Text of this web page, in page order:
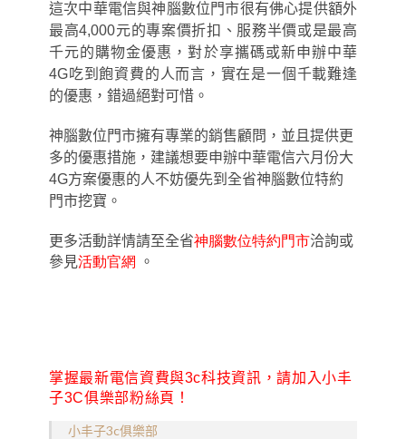
這次中華電信與神腦數位門市很有佛心提供額外
最高4,000元的專案價折扣、服務半價或是最高
千元的購物金優惠，對於享攜碼或新申辦中華
4G吃到飽資費的人而言 ， 實在是一個千載難逢
的優惠，錯過絕對可惜。
神腦數位門市擁有專業的銷售顧問，並且提供更
多的優惠措施，建議想要申辦中華電信六月份大
4G方案優惠的人不妨優先到全省神腦數位特約
門市挖寶。
更多活動詳情請至全省神腦數位特約門市洽詢或
參見活動官網 。
掌握最新電信資費與3c科技資訊，請加入小丰
子3C俱樂部粉絲頁！
小丰子3c俱樂部